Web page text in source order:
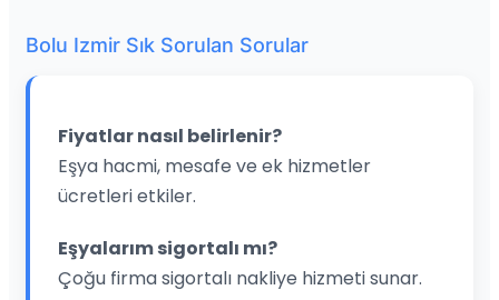
Bolu Izmir Sık Sorulan Sorular
Fiyatlar nasıl belirlenir?
Eşya hacmi, mesafe ve ek hizmetler
ücretleri etkiler.
Eşyalarım sigortalı mı?
Çoğu firma sigortalı nakliye hizmeti sunar.